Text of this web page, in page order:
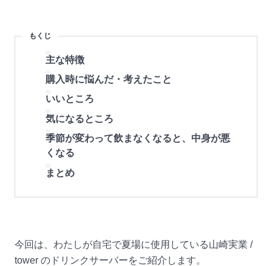
もくじ
主な特徴
購入時に悩んだ・考えたこと
いいところ
気になるところ
季節が変わって飲まなくなると、中身が悪
くなる
まとめ
今回は、わたしが自宅で夏場に使用している山崎実業 /
tower のドリンクサーバーをご紹介します。